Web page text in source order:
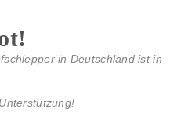
in Deutschland ist in